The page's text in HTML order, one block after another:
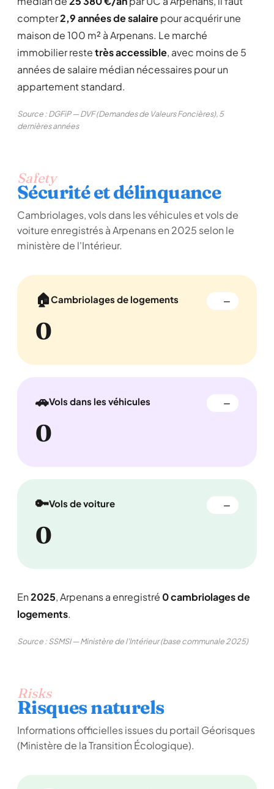
compter2,9 années de salairepour acquérir une
maison de 100 m² à Arpenans. Le marché
immobilier restetrès accessible, avec moins de 5
années de salaire médian nécessaires pour un
appartement standard.
Source : DGFiP — DVF (Demandes de Valeurs Foncières), 5
dernières années
Safety
Sécurité et délinquance
Cambriolages, vols dans les véhicules et vols de
voiture enregistrés à Arpenans en 2025 selon le
ministère de l'Intérieur.
🏠Cambriolages de logements —
0
🚗Vols dans les véhicules —
0
🔑Vols de voiture —
0
En2025, Arpenans a enregistré 0 cambriolages de
logements.
Source : SSMSI — Ministère de l'Intérieur (base communale 2025)
Risks
Risques naturels
Informations officielles issues du portail Géorisques
(Ministère de la Transition Écologique).